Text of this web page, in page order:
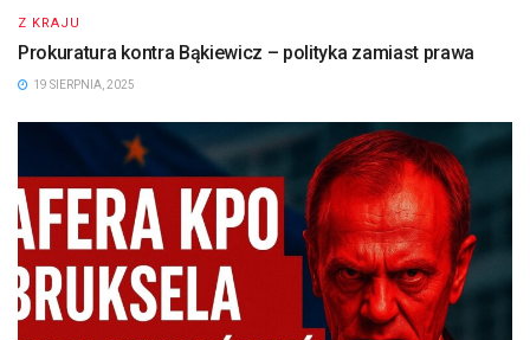
Z KRAJU
Prokuratura kontra Bąkiewicz – polityka zamiast prawa
19 SIERPNIA, 2025